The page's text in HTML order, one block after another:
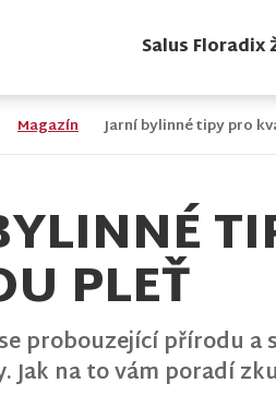
Salus Floradix
Magazín Jarní bylinné tipy pro
PLEŤ
probouzející přírodu
Jak na to vám poradí